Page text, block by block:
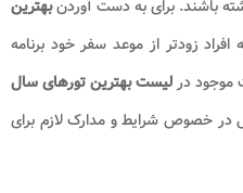
باشند. برای به دست آوردنبهترین
زودتر از موعد سفر خود برنامه
موجود درلیست بهترین تورهای سال
در خصوص شرایط و مدارک لازم برای